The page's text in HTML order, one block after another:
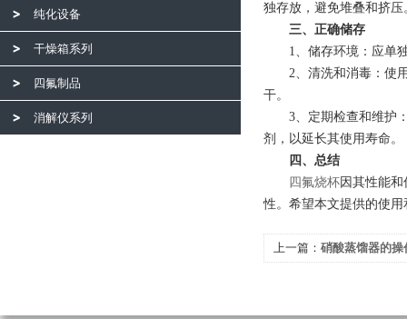
纯化设备
干燥箱系列
四氟制品
消解仪系列
独存放，避免堆叠和挤压
三、正确储存
1、储存环境：应单独
2、清洗和消毒：使用
干。
3、定期检查和维护：
剂，以延长其使用寿命。
四、总结
四氟烧杯因其性能
性。希望本文提供的使
上一篇： 硝酸蒸馏器的